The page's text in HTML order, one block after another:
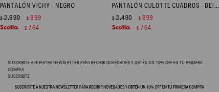
PANTALÓN VICHY - NEGRO
$2.990 $ 899
$ 764
PANTALÓN CULOTTE CUADROS - BEIGE
$2.490 $ 899
$ 764
SUSCRIBITE A NUESTRA NEWSLETTER PARA RECIBIR NOVEDADES Y OBTÉN UN 10% OFF EN TU PRIMERA
COMPRA
SUSCRIBITE